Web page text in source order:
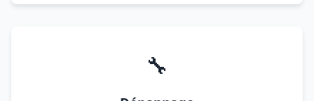
🔧